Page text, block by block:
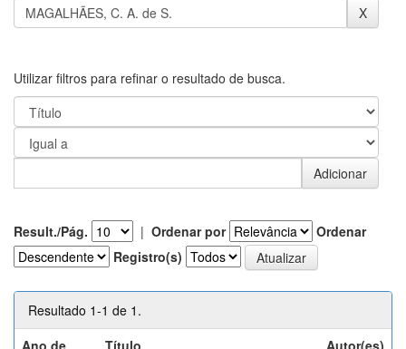
Utilizar filtros para refinar o resultado de busca.
Result./Pág. | Ordenar por
Ordenar
Registro(s)
Resultado 1-1 de 1.
Ano de
Título Autor(es)